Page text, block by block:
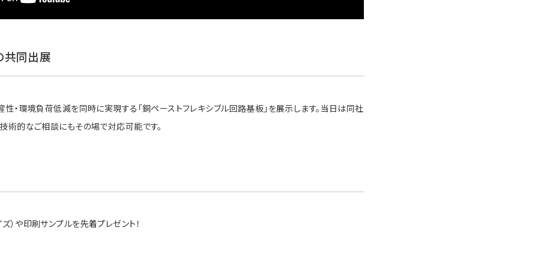
共同出展
性・環境負荷低減を同時に実現する「銅ペーストフレキシブル回路基板」を展示します。当日は同社
術的なご相談にもその場で対応可能です。
）や印刷サンプルを先着プレゼント！